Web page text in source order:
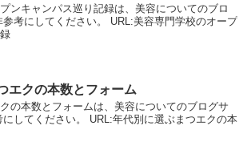
ンキャンパス巡り記録は、美容についてのブロ
考にしてください。 URL:美容専門学校のオープ
エクの本数とフォーム
の本数とフォームは、美容についてのブログサ
してください。 URL:年代別に選ぶまつエクの本